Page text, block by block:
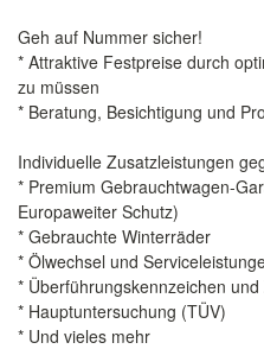
Geh auf Nummer sicher!
* Attraktive Festpreise durch
zu müssen
* Beratung, Besichtigung und
Individuelle Zusatzleistungen
* Premium Gebrauchtwagen-
Europaweiter Schutz)
* Gebrauchte Winterräder
* Ölwechsel und
* Überführungskennzeichen
* Hauptuntersuchung (TÜV)
* Und vieles mehr